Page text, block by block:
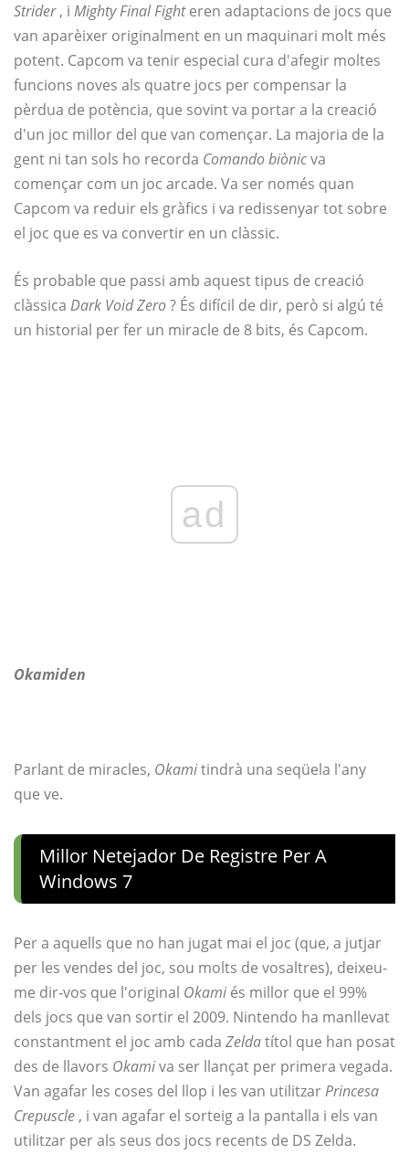
Strider, i Mighty Final Fighteren adaptacions de jocs que
van aparèixer originalment en un maquinari molt més
potent. Capcom va tenir especial cura d'afegir moltes
funcions noves als quatre jocs per compensar la
pèrdua de potència, que sovint va portar a la creació
d'un joc millor del que van començar. La majoria de la
gent ni tan sols ho recorda Comando biònicva
començar com un joc arcade. Va ser només quan
Capcom va reduir els gràfics i va redissenyar tot sobre
el joc que es va convertir en un clàssic.
És probable que passi amb aquest tipus de creació
clàssica Dark Void Zero? És difícil de dir, però si algú té
un historial per fer un miracle de 8 bits, és Capcom.
ad
Okamiden
Parlant de miracles, Okamitindrà una seqüela l'any
que ve.
Millor Netejador De Registre Per A
Windows 7
Per a aquells que no han jugat mai el joc (que, a jutjar
per les vendes del joc, sou molts de vosaltres), deixeu-
me dir-vos que l'original Okami és millor que el 99%
dels jocs que van sortir el 2009. Nintendo ha manllevat
constantment el joc amb cada Zeldatítol que han posat
des de llavors Okamiva ser llançat per primera vegada.
Van agafar les coses del llop i les van utilitzarPrincesa
Crepuscle , i van agafar el sorteig a la pantalla i els van
utilitzar per als seus dos jocs recents de DS Zelda.